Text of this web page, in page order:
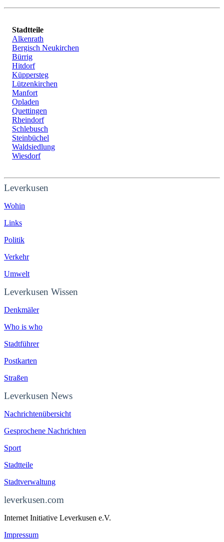
Stadtteile
Alkenrath
Bergisch Neukirchen
Bürrig
Hitdorf
Küppersteg
Lützenkirchen
Manfort
Opladen
Quettingen
Rheindorf
Schlebusch
Steinbüchel
Waldsiedlung
Wiesdorf
Leverkusen
Wohin
Links
Politik
Verkehr
Umwelt
Leverkusen Wissen
Denkmäler
Who is who
Stadtführer
Postkarten
Straßen
Leverkusen News
Nachrichtenübersicht
Gesprochene Nachrichten
Sport
Stadtteile
Stadtverwaltung
leverkusen.com
Internet Initiative Leverkusen e.V.
Impressum